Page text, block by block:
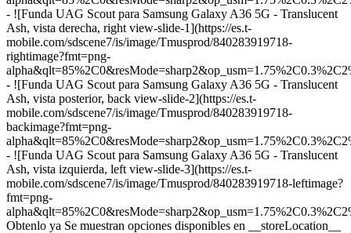
- ![Funda UAG Scout para Samsung Galaxy A36 5G - Translucent
Ash, vista derecha, right view-slide-1](https://es.t-
mobile.com/sdscene7/is/image/Tmusprod/840283919718-
rightimage?fmt=png-
- ![Funda UAG Scout para Samsung Galaxy A36 5G - Translucent
Ash, vista posterior, back view-slide-2](https://es.t-
mobile.com/sdscene7/is/image/Tmusprod/840283919718-
backimage?fmt=png-
- ![Funda UAG Scout para Samsung Galaxy A36 5G - Translucent
Ash, vista izquierda, left view-slide-3](https://es.t-
mobile.com/sdscene7/is/image/Tmusprod/840283919718-leftimage?
fmt=png-
Obtenlo ya Se muestran opciones disponibles en __storeLocation__ ## Personaliza tu accesorio Ver todas las ofertas 1 Exclusivo por Internet: ahorra un 25% en 3 accesorios o más ### __Color:__ Color: ### __Color:__ Translucent Ash Color: Translucent Ash En existencia __Obtenlo ya__ Comprar en __storeLocation__ No se ha podido recuperar información de la tienda. __Recogerlo en una tienda__ Se muestran artículos en __storeLocation__ No se ha podido recuperar información de la tienda. __stockStatusLabel__, storeLocation o __enviarlo__ al seleccionar Enviármelo en el carrito. ### Opciones de entrega Deseo que me lo envíen Fecha de envío est. Aug 9 - Aug 12 Recogerlo en una tienda stockStatusLabel storeLocation (storeDistance mi) [Editar ubicación](#) Encuentra una tienda cerca [Editar ubicación](#) __Agotado__ __Agotado__ __En existencia__ Cargando Cargando Cargando Cargando Cargando Cargando Cargando Cargando Cargando Cargando Cargando Cargando Cargando Cargando opciones de entrega, por favor espera Método de entrega Entrega el mismo día No disponible en currentZipCode Recíbelo alrededor de las expectedDeliveryTime Costo de entrega real: $9.99 Costo de entrega con descuento: gratis Recoger en la tienda Agotado en storeName Hoy en storeName Gratis Envío No disponible Fecha de envío estimada: shippingDate Gratis Método de entrega Entrega el mismo día No disponible en currentZipCode Recíbelo alrededor de las expectedDeliveryTime Costo de entrega real: $9.99 Costo de entrega con descuento: gratis Entrega el mismo día No disponible en currentZipCode Recíbelo alrededor de las expectedDeliveryTime Costo de entrega real: $9.99 Costo de entrega con descuento: gratis Recoger en la tienda Agotado en storeName Hoy en storeName Gratis Recoger en la tienda Agotado en storeName Hoy en storeName Gratis Envío No disponible Fecha de envío estimada: shippingDate Gratis Envío No disponible Fecha de envío estimada: Aug 9 - Aug 12 Gratis __Tu tienda:__ [storeLocation (storeDistance mi)](#) Encuentra una tienda cerca [Editar ubicación](#) No disponible en currentZipCode No disponible en # Entregar a currentZipCode Editar ubicación # Enviar a currentZipCode __¿Eres un cliente nuevo o existente?__ Cliente existente Cliente nuevo __Bienvenido a T-Mobile (cliente nuevo)__ Editar __Elegir una opción de pago__ __Pagar mensualmente__ A pagar hoy $0.00 + impuestos $2.50/mes por 12 meses __Pagar el monto total__ $29.99 \+ impuesto Si eliges pagar mensualmente y cancelas el servicio móvil, deberás pagar el saldo restante del accesorio. Para clientes elegibles. Tasa de interés anual de 0%. Se requiere servicio elegible. [](https://es.t-mobile.com) __Con plan de pago: actualMonthlyValue/mes por paymentTerms meses, sin intereses.__ A pagar hoy dueToday + impuestos y otros cargos __Precio sin descuento: payInFullStrikeThroughValue payInFull__ + impuesto Si eliges pagar mensualmente y cancelas el servicio móvil, deberás pagar el saldo restante del dispositivo. Solo para clientes elegibles. 0% de interés anual (APR). Se requiere compra mínima de $49 en accesorios y servicio elegible. [](https://es.t-mobile.com) 1 Quantity 1 Agregar ( mi) __¿Deseas recibirlo antes?__ Encontrar tiendas cercanas Detalles ### Otras características * * * Inspirada en los trotamundos modernos, te presentamos la serie Scout, con un diseño actualizado con canales lisos, protectores distintivos y detalles de la marca UAG. Con una ligera estructura compuesta de poliuretano termoplástico (TPU) resistente y duradero, la exclusiva carcasa protectora UAG y el núcleo resistente a los impactos con un diseño hexagonal para una mayor absorción de impactos, son fundamentales para proteger tu teléfono de los accidentes diarios. Los protectores con mayor textura proporcionan un agarre antideslizante y un mejor manejo sobre la marcha. Esquinas biseladas para una mayor protección contra caídas. Marco de pantalla elevado para proteger la pantalla de cristal del teléfono y un bisel de cámara elevado para proteger la lente de la cámara contra rayones en la superficie. Afronta cada día con facilidad sabiendo que tu dispositivo está muy bien protegido. ### ¿Qué hay en la caja? * * * - Funda para teléfono ### Detalles adicionales de especificaciones * * * __Peso__ 0.11 lb * * * __Duración__ 0.51 pulgadas * * * __Altura__ 6.53 pulgadas * * * __Ancho__ 3.3 pulgadas * * * [](https://es.t-mobile.com) ver detalles ## promoción aplicada ver detalles ## | ![Logotipo de T-Mobile](https://es.t-mobile.com/sdscene7/is/image/Tmusprod/fg-tmobile-logo?ts=1710994518480&dpr=off "Logotipo de T-Mobile") __Ingresa a tu cuenta.__ Ingresa Continuar como invitado. [__¿Necesitas ayuda para ingresar?__](https://es.account.t-mobile.com/signin/v2/ "Enlace Necesito ayuda para ingresar") [__Crea un T-Mobile ID__](https://es.account.t-mobile.com/signin/v2/ "Crear una ID de T-Mobile") promoLongDescription Hola userName! Te damos la bienvenida a T-Mobile ¡Hola! Te damos la bienvenida a T-Mobile Tienda T-Mobile Experience storeLocation Dirección bowisStoreStreetAddress bowisStoreCity, bowisStoreState bowisStoreZipCode Salta la fila y aprovecha nuestras mejores ofertas y la selección más grande durante tu visita a la tienda. Compra en esta tienda ¿No estás en esta tienda? ## Selecciona una tienda ( mi) , , , Horario de hoy: - [](https://es.t-mobile.com) Configura esta tienda [](https://es.t-mobile.com) [Indicaciones](https://es.t-mobile.com) [Llamar a la tienda](tel:+1-undefined) - ### Horario de atención de la tienda Lunes a sábado - Domingo ## Selecciona una tienda ### Lo sentimos, hubo un problema técnico Los servicios que utilizamos para buscar tiendas según la ubicación no están funcionando en este momento. Busca por ciudad y estado o código postal para comprobar la disponibilidad en tiendas cercanas. No encontramos tiendas de T-Mobile cercanas. Prueba con otra ciudad, estado o código postal para buscar otras tiendas. Vuelve a intentarlo para encontrar la tienda más cercana. ( mi) , , , Horario de hoy: - En existencia Apresúrate, solo quedan unos cuantos [](https://es.t-mobile.com) Recoger aquí # Encuentra una tienda Selecciona un código postal y ciudad válidos __( mi)__ , , , Horario de hoy - [](https://es.t-mobile.com) * * * Selecciona una tienda ## Obtenlo más rápido con la opción de recogerlo en la tienda ¡Recibe tu pedido hoy mismo! Al revisar tu pedido, selecciona Retiro en tienda como método de entrega y empezaremos a preparar tu pedido en la tienda T-Mobile elegible que prefieras. Los accesorios actualmente no están disponibles para retiro en tienda. Recibirás un email cuando tu pedido esté listo para ser recogido y dispondrás de dos días laborales para retirarlo. # Lo sentimos, no eres elegible para esta promoción. De todos modos, puedes realizar la compra y aprovechar la red, los beneficios y las ventajas de T-Mobile. # Agotado Algunos artículos están agotados en storeName Puedes elegir que te envíen el pedido o consultar otros artículos disponibles en la tienda que seleccionaste para recogerlo. Cerrar ## Se eliminarán todos los artículos del carrito Al agregar este producto, se eliminarán los artículos ya agregados a tu carrito. Confirmar Cancelar # Los clientes también compraron Cargando Cargando Cargando Cargando Cargando Cargando Cargando [Aún no hay reseñas \ Precio normal: Precio original$ Precio de oferta$ Precio total: $](https://es.t-mobile.com) Ver 1 promociones Exclusivo por Internet: ahorra un 25% en 3 accesorios o más [![uag Funda UAG Scout para Samsung Galaxy A37 5G](https://cdn.tmobile.com/content/dam/t-mobile/en-p/accessories/840283928376/840283928376-thumbnail.png) \ uag __Funda UAG Scout para Samsung Galaxy A37 5G__ \ Aún no hay reseñas \ Aún no hay reseñas \ Aún no hay reseñas \ ![multi-color](https://cdn.tmobile.com/images/png/products/accessories/840283928376/840283928376-swatch.gif) \ Precio normal: Precio original$ Precio de oferta$ Precio total: $ \ Desde $2.92/mes por 12 meses Desde $2.92/mes por 12 meses $0.00 de pago inicial + impuestos a pagar hoy Precio normal: Precio original$ Precio de oferta$ Precio total: $ Precio total: $34.99](https://es.t-mobile.com/accessory/uag-scout-case-for-samsung-galaxy-a37-5g?sku=840283928376) Ver 1 promociones Exclusivo por Internet: ahorra un 25% en 3 accesorios o más [![uag Funda UAG Scout para Samsung Galaxy A17 5G](https://cdn.tmobile.com/content/dam/t-mobile/en-p/accessories/840283928369/840283928369-thumbnail.png) \ uag __Funda UAG Scout para Samsung Galaxy A17 5G__ \ Aún no hay reseñas \ Aún no hay reseñas \ Aún no hay reseñas \ ![multi-color](https://cdn.tmobile.com/images/png/products/accessories/840283928369/840283928369-swatch.gif) \ Precio normal: Precio original$ Precio de oferta$ Precio total: $ \ Desde $2.92/mes por 12 meses Desde $2.92/mes por 12 meses $0.00 de pago inicial + impuestos a pagar hoy Precio normal: Precio original$ Precio de oferta$ Precio total: $ Precio total: $34.99](https://es.t-mobile.com/accessory/uag-scout-case-for-samsung-galaxy-a17-5g?sku=840283928369) Ver 1 promociones Exclusivo por Internet: ahorra un 25% en 3 accesorios o más [![uag Funda magnética UAG Plasma 360 para Samsung Galaxy S26 Ultra](https://cdn.tmobile.com/content/dam/t-mobile/en-p/accessories/840283928222/840283928222-thumbnail.png) \ uag __Funda magnética UAG Plasma 360 para Samsung Galaxy S26 Ultra__ \ Aún no hay reseñas \ Aún no hay reseñas \ Aún no hay reseñas \ ![black](https://cdn.tmobile.com/images/png/products/accessories/840283928222/840283928222-swatch.gif) \ Precio normal: Precio original$ Precio de oferta$ Precio total: $ \ Desde $6.25/mes por 12 meses Desde $6.25/mes por 12 meses $0.00 de pago inicial + impuestos a pagar hoy Precio no